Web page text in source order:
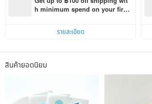
h minimum spend on your first
รายละเอียด
สินค้ายอดนิยม